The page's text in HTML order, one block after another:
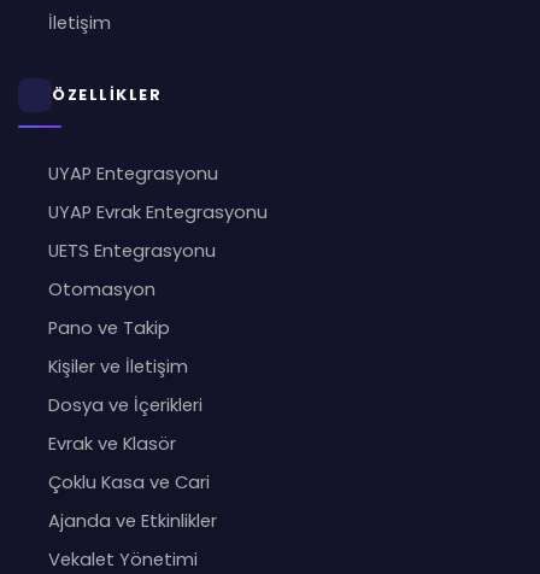
İletişim
ÖZELLİKLER
UYAP Entegrasyonu
UYAP Evrak Entegrasyonu
UETS Entegrasyonu
Otomasyon
Pano ve Takip
Kişiler ve İletişim
Dosya ve İçerikleri
Evrak ve Klasör
Çoklu Kasa ve Cari
Ajanda ve Etkinlikler
Vekalet Yönetimi